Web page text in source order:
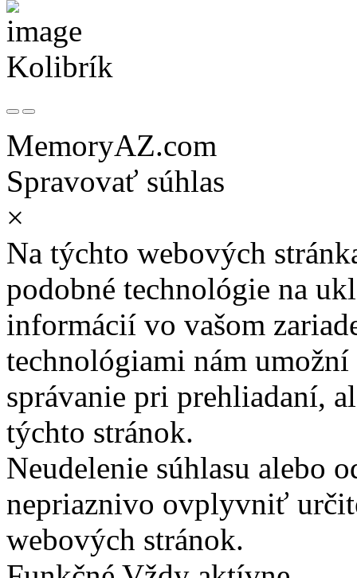
Kolibrík
MemoryAZ.com
Spravovať súhlas
×
Na týchto webových
podobné technológie na
informácií vo vašom
technológiami nám
správanie pri prehliadaní,
týchto stránok.
Neudelenie súhlasu alebo
nepriaznivo ovplyvniť
webových stránok.